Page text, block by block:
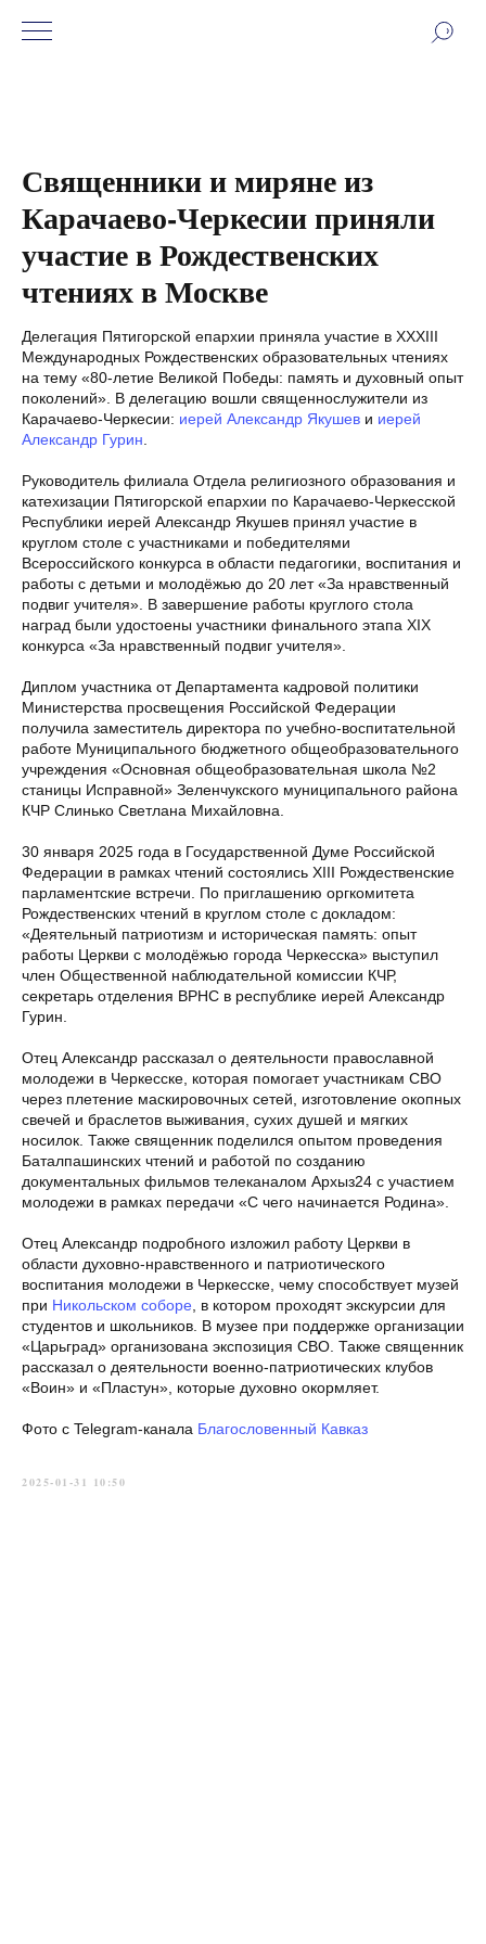
Священники и миряне из
Карачаево-Черкесии приняли
участие в Рождественских
чтениях в Москве
Делегация Пятигорской епархии приняла участие в XXXIII
Международных Рождественских образовательных чтениях
на тему «80-летие Великой Победы: память и духовный опыт
поколений». В делегацию вошли священнослужители из
Карачаево-Черкесии: иерей Александр Якушев и иерей
Александр Гурин
Руководитель филиала Отдела религиозного образования и
катехизации Пятигорской епархии по Карачаево-Черкесской
Республики иерей Александр Якушев принял участие в
круглом столе с участниками и победителями
Всероссийского конкурса в области педагогики, воспитания и
работы с детьми и молодёжью до 20 лет «За нравственный
подвиг учителя». В завершение работы круглого стола
наград были удостоены участники финального этапа XIX
конкурса «За нравственный подвиг учителя».
Диплом участника от Департамента кадровой политики
Министерства просвещения Российской Федерации
получила заместитель директора по учебно-воспитательной
работе Муниципального бюджетного общеобразовательного
учреждения «Основная общеобразовательная школа №2
станицы Исправной» Зеленчукского муниципального района
КЧР Слинько Светлана Михайловна.
30 января 2025 года в Государственной Думе Российской
Федерации в рамках чтений состоялись XIII Рождественские
парламентские встречи. По приглашению оргкомитета
Рождественских чтений в круглом столе с докладом:
«Деятельный патриотизм и историческая память: опыт
работы Церкви с молодёжью города Черкесска» выступил
член Общественной наблюдательной комиссии КЧР,
секретарь отделения ВРНС в республике иерей Александр
Гурин.
Отец Александр рассказал о деятельности православной
молодежи в Черкесске, которая помогает участникам СВО
через плетение маскировочных сетей, изготовление окопных
свечей и браслетов выживания, сухих душей и мягких
носилок. Также священник поделился опытом проведения
Баталпашинских чтений и работой по созданию
документальных фильмов телеканалом Архыз24 с участием
молодежи в рамках передачи «С чего начинается Родина».
Отец Александр подробного изложил работу Церкви в
области духовно-нравственного и патриотического
воспитания молодежи в Черкесске, чему способствует музей
при Никольском соборе , в котором проходят экскурсии для
студентов и школьников. В музее при поддержке организации
«Царьград» организована экспозиция СВО. Также священник
рассказал о деятельности военно-патриотических клубов
«Воин» и «Пластун», которые духовно окормляет.
Фото с Telegram-канала Благословенный Кавказ
2025-01-31 10:50